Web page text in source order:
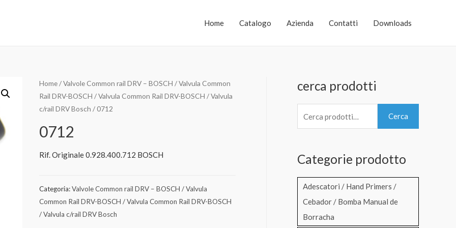
Home Catalogo Azienda Contatti Downloads
Home/Valvole Common rail DRV – BOSCH / Valvula Common
Rail DRV-BOSCH / Valvula Common Rail DRV-BOSCH / Valvula
c/rail DRV Bosch / 0712
0712
Rif. Originale 0.928.400.712 BOSCH
Categoria:Valvole Common rail DRV – BOSCH / Valvula
Common Rail DRV-BOSCH / Valvula Common Rail DRV-BOSCH
/ Valvula c/rail DRV Bosch
cerca prodotti
e
c
Cerca
Categorie prodotto
Adescatori / Hand Primers /
Cebador / Bomba Manual de
Borracha